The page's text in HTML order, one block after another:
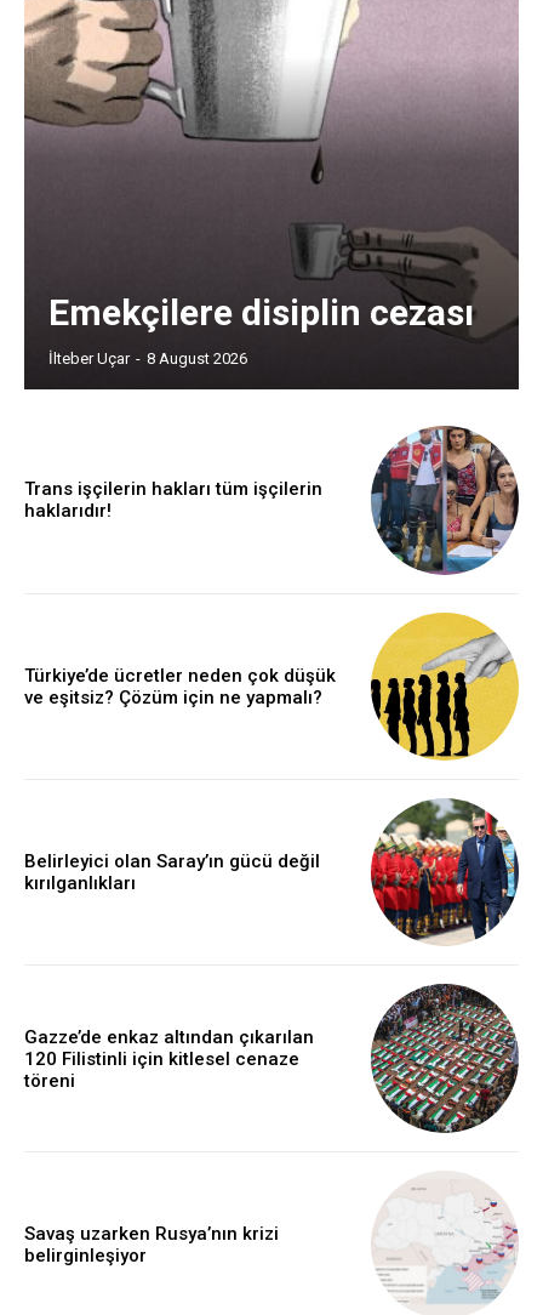
Emekçilere disiplin cezası
İlteber Uçar - 8 August 2026
Trans işçilerin hakları tüm işçilerin
haklarıdır!
Türkiye’de ücretler neden çok düşük
ve eşitsiz? Çözüm için ne yapmalı?
Belirleyici olan Saray’ın gücü değil
kırılganlıkları
Gazze’de enkaz altından çıkarılan
120 Filistinli için kitlesel cenaze
töreni
Savaş uzarken Rusya’nın krizi
belirginleşiyor